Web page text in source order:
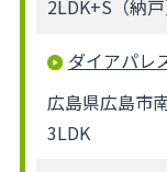
2LDK+S（納戸
ダイアパレ
広島県広島市
3LDK